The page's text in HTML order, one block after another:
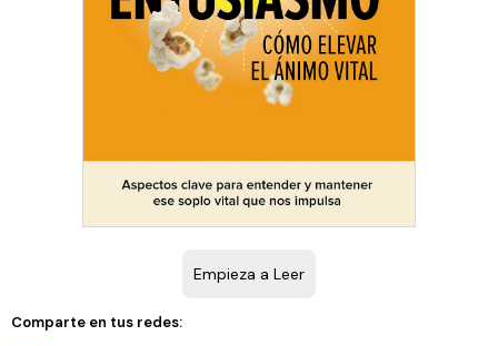
Empieza a Leer
Comparte en tus redes: